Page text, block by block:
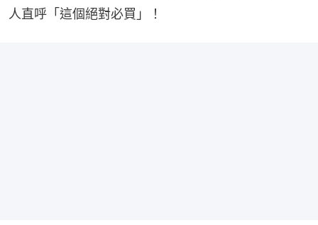
人直呼「這個絕對必買」！